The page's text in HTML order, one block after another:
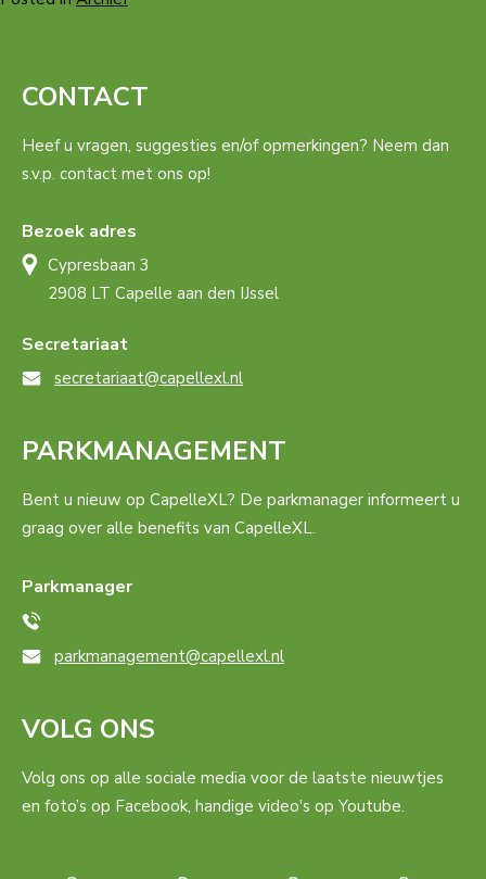
CONTACT
Heef u vragen, suggesties en/of opmerkingen? Neem dan
s.v.p. contact met ons op!
Bezoek adres
Cypresbaan 3
2908 LT Capelle aan den IJssel
Secretariaat
secretariaat@capellexl.nl
PARKMANAGEMENT
Bent u nieuw op CapelleXL? De parkmanager informeert u
graag over alle benefits van CapelleXL.
Parkmanager
parkmanagement@capellexl.nl
VOLG ONS
Volg ons op alle sociale media voor de laatste nieuwtjes
en foto’s op Facebook, handige video's op Youtube.